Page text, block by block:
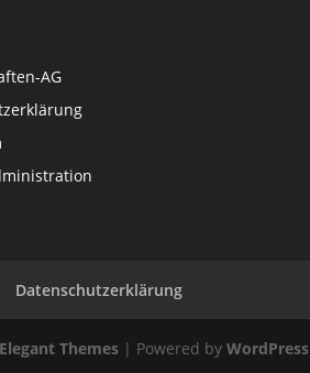
AG
Datenschutzerklärung
Elegant Themes | Powered byWordPress